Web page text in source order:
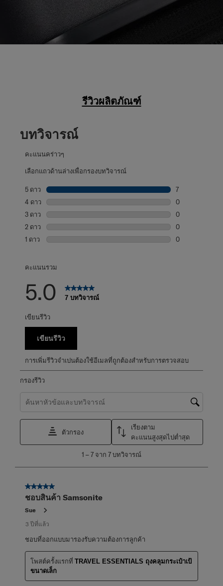
รีวิวผลิตภัณฑ์
บทวิจารณ์
คะแนนคร่าวๆ
เลือกแถวด้านล่างเพื่อกรองบทวิจารณ์
5 ดาว ดาว
7
บทวิจารณ์7 บทที่
4 ดาว ดาว
0
บทวิจารณ์0 บท
3 ดาว ดาว
0
บทวิจารณ์0 บท
2 ดาว ดาว
0
บทวิจารณ์0 บท
1 ดาว ดาว
0
คะแนนรวม
5.0 7 บทวิจารณ์
เขียนรีวิว
เขียนรีวิว
การเพิ่มรีวิวจำเปนต้องใช้อีเมลที่ถูกต้องสำหรับการตรวจสอบ
กรองรีวิว
ค้นหาหัวข้อและตรวจสอบภูมิภาคการค้นหา
ตัวกรอง
เรียงตาม
คะแนนสูงสุดไปต่ำสุด
7
วิจารณ์
1 –7 จาก 7บทวิจารณ์
5 จาก 5 ดาว
ชอบสินค้า Samsonite
Sue
3 ปีที่แล้ว
ชอบที่ออกแบบมารองรับความต้องการลูกค้า
โพสต์ครั้งแรกที่ TRAVEL ESSENTIALS ถุงคลุมกระเป๋าเป้
ขนาดเล็ก